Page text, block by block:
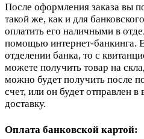
После оформления заказа вы
такой же, как и для
оплатить его наличными в
помощью интернет-банкинга.
отделении банка, то с
можете получить товар на
можно будет получить после
счет, или он будет отправлен
доставку.
Оплата банковской картой: